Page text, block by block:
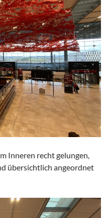
Inneren recht gelungen,
übersichtlich angeordnet